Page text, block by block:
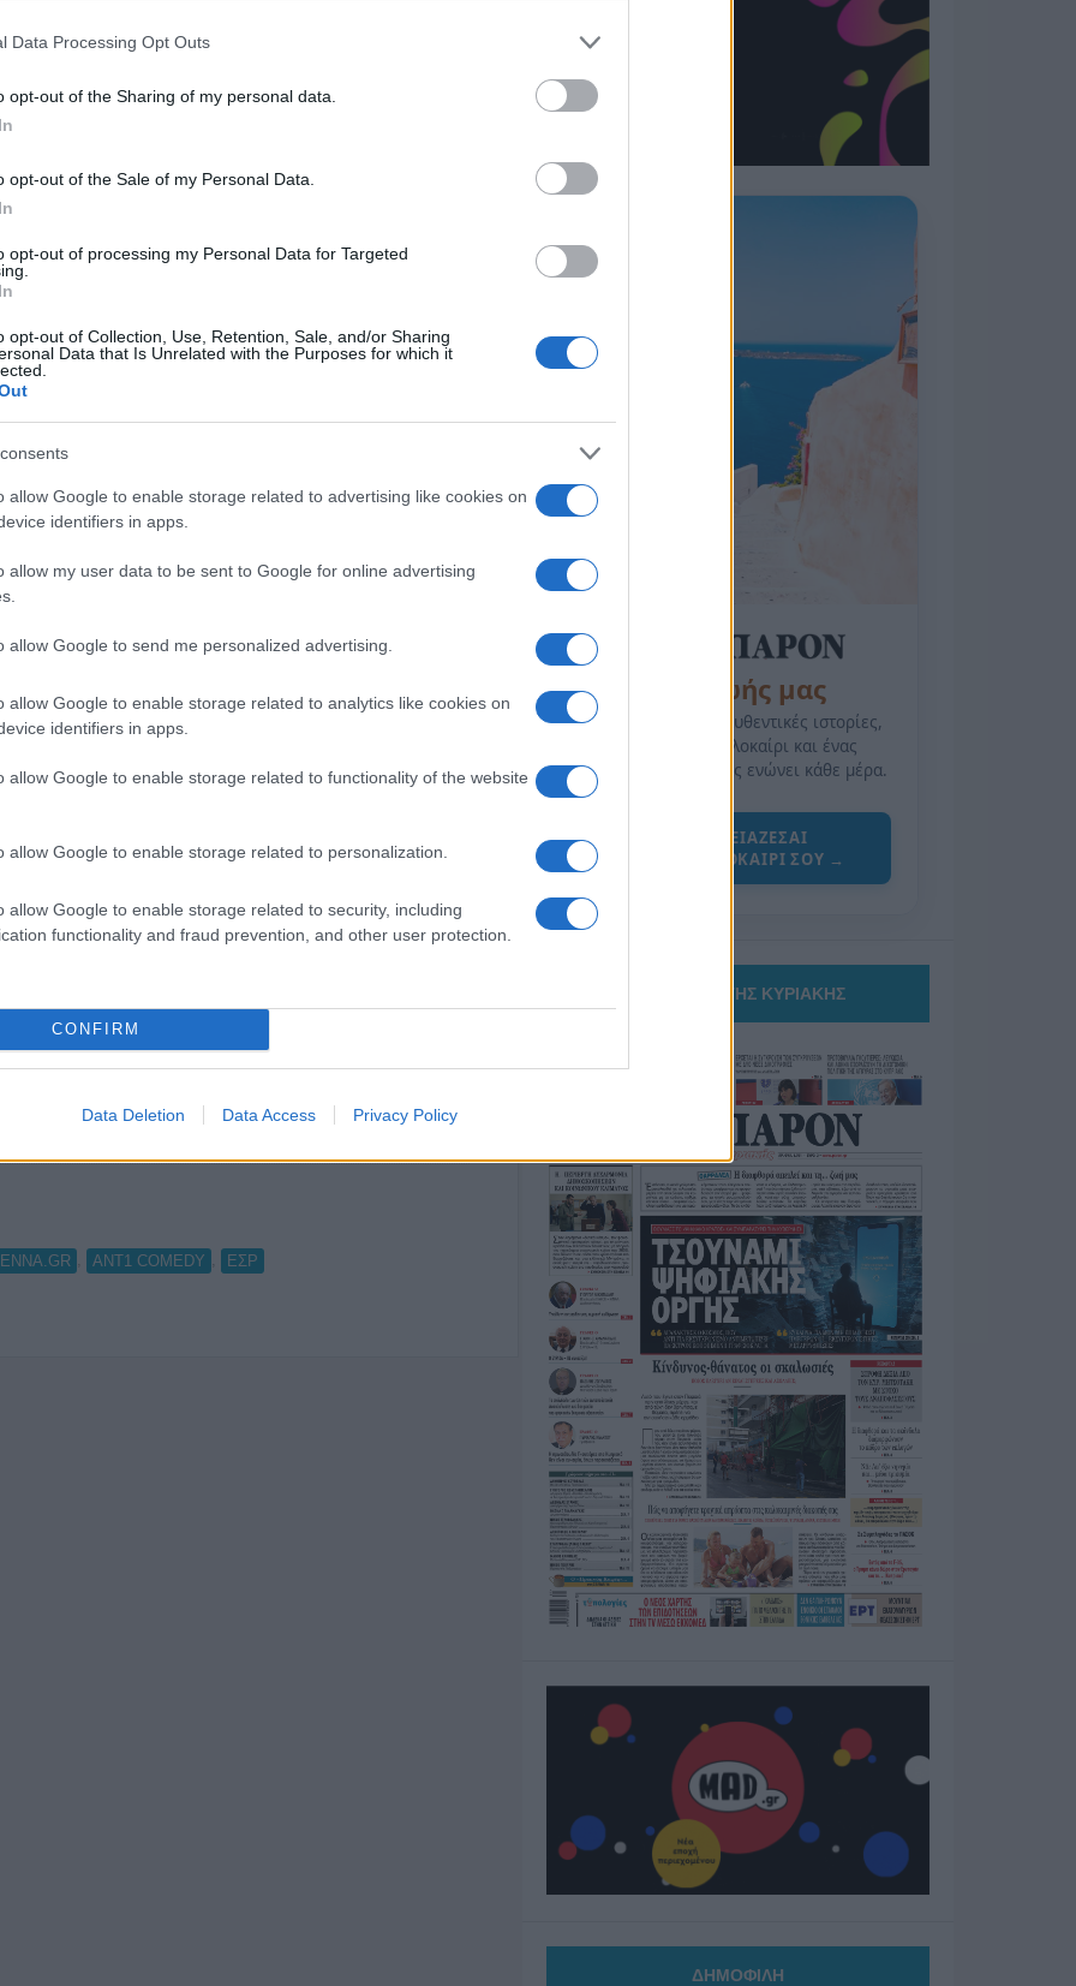
Data Processing Opt Outs
opt-out of the Sharing of my personal data.
opt-out of the Sale of my Personal Data.
opt-out of processing my Personal Data for Targeted
opt-out of Collection, Use, Retention, Sale, and/or Sharing
Data that Is Unrelated with the Purposes for which it
allow Google to enable storage related to advertising like cookies on
identifiers in apps.
allow my user data to be sent to Google for online advertising
allow Google to send me personalized advertising.
allow Google to enable storage related to analytics like cookies on
identifiers in apps.
allow Google to enable storage related to functionality of the website
allow Google to enable storage related to personalization.
allow Google to enable storage related to security, including
functionality and fraud prevention, and other user protection.
CONFIRM
Data Deletion Data Access Privacy Policy
www.antenna.gr
της η ιστοσελίδα www.antenna.gr . Το ΕΣΡ μέσα
τις αίτησεις της ΑΝΤΕΝΝΑ TV Μονοπρόσωπη που
των θεματικών καναλιών ΑΝΤ1 Comedy, ANT1
ΑΝΤ1 COMEDY ΕΣΡ
της Ζωής μας
Οι άνθρωποι, οι αυθεντικές ιστορίες,
το ελληνικό καλοκαίρι και ένας
πολιτισμός που μας ενώνει κάθε μέρα.
ΟΣΑ ΧΡΕΙΑΖΕΣΑΙ
ΓΙΑ ΤΟ ΚΑΛΟΚΑΙΡΙ ΣΟΥ →
ΤΟ ΠΑΡΟΝ ΤΗΣ ΚΥΡΙΑΚΗΣ
ΔΗΜΟΦΙΛΗ